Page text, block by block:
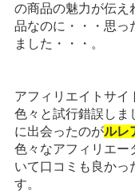
の商品の魅力が伝え
品なのに・・・思っ
ました・・・。
アフィリエイトサイ
色々と試行錯誤しま
に出会ったのがルレ
色々なアフィリエー
いて口コミも良かっ
す。